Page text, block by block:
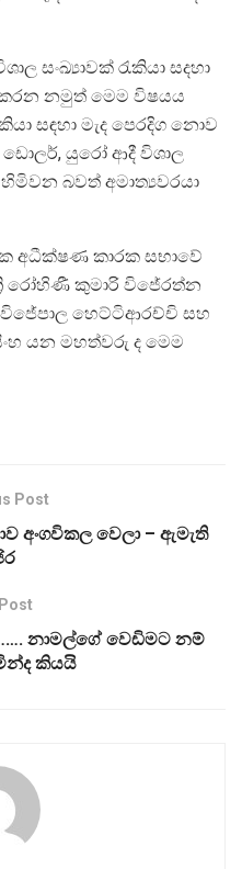
සංඛ්‍යාවක් රැකියා සදහා
කරන නමුත් මෙම විෂයය
සඳහා මැද පෙරදිග නොව‍
යුරෝ ආදී විශාල
බවත් අමාත්‍යවරයා
අධීක්ෂණ කාරක සභාවේ
රෝහිණී කුමාරි විජේරත්න
විජේපාල හෙට්ටිආරච්චි සහ
යන මහත්වරු ද මෙම
Post
අංගවිකල වෙලා – ඇමැති
නාමල්ගේ වෙඩිමට නම්
කියයි